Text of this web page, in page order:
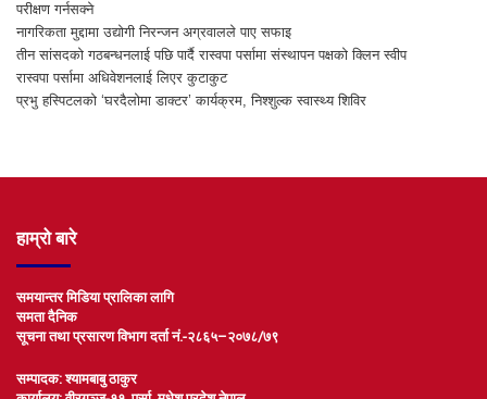
परीक्षण गर्नसक्ने
नागरिकता मुद्दामा उद्योगी निरन्जन अग्रवालले पाए सफाइ
तीन सांसदको गठबन्धनलाई पछि पार्दै रास्वपा पर्सामा संस्थापन पक्षको क्लिन स्वीप
रास्वपा पर्सामा अधिवेशनलाई लिएर कुटाकुट
प्रभु हस्पिटलको ‘घरदैलोमा डाक्टर’ कार्यक्रम, निश्शुल्क स्वास्थ्य शिविर
हाम्रो बारे
समयान्तर मिडिया प्रालिका लागि
समता दैनिक
सूचना तथा प्रसारण विभाग दर्ता नं.-२८६५–२०७८/७९
सम्पादक: श्यामबाबु ठाकुर